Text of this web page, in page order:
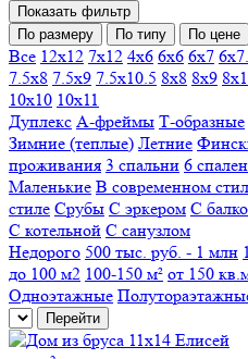
Показать фильтр
По размеру
По типу По цене
Все 12х12 7х12 4х6 6х6 6х7
7.5х8 7.5х9 7.5х10.5 8х8 8х9
10х10 10х11
Дуплекс А-фреймы Т-образные
Зимние (теплые) Летние
проживания 3 спальни 6 спален
Маленькие В современном
стиле Срубы С эркером C
С котельной С санузлом
Недорого 500 тыс. руб. - 1 млн
до 100 м2 100-150 м² от 150
Одноэтажные
Перейти